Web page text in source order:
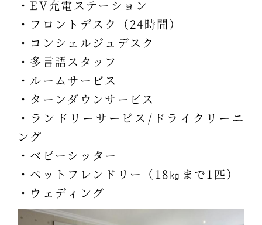
・EV充電ステーション
・フロントデスク（24時間）
・コンシェルジュデスク
・多言語スタッフ
・ルームサービス
・ターンダウンサービス
・ランドリーサービス/ドライクリーニ
ング
・ベビーシッター
・ペットフレンドリー（18㎏まで1匹）
・ウェディング